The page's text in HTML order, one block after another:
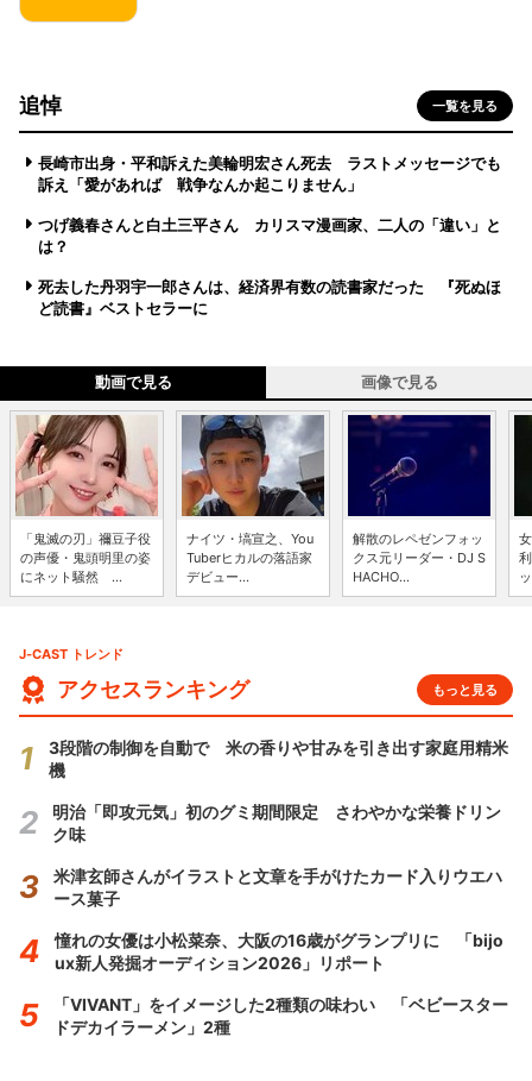
追悼 一覧を見る
長崎市出身・平和訴えた美輪明宏さん死去 ラストメッセージでも
訴え「愛があれば 戦争なんか起こりません」
つげ義春さんと白土三平さん カリスマ漫画家、二人の「違い」と
は？
死去した丹羽宇一郎さんは、経済界有数の読書家だった 『死ぬほ
ど読書』ベストセラーに
動画で見る 画像で見る
「鬼滅の刃」禰豆子役
の声優・鬼頭明里の姿
にネット騒然 ...
ナイツ・塙宣之、You
Tuberヒカルの落語家
デビュー...
解散のレペゼンフォッ
クス元リーダー・DJ S
HACHO...
J-CAST トレンド
アクセスランキング もっと見る
3段階の制御を自動で 米の香りや甘みを引き出す家庭用精米
機
明治「即攻元気」初のグミ期間限定 さわやかな栄養ドリン
ク味
米津玄師さんがイラストと文章を手がけたカード入りウエハ
ース菓子
憧れの女優は小松菜奈、大阪の16歳がグランプリに 「bijo
ux新人発掘オーディション2026」リポート
「VIVANT」をイメージした2種類の味わい 「ベビースター
ドデカイラーメン」2種